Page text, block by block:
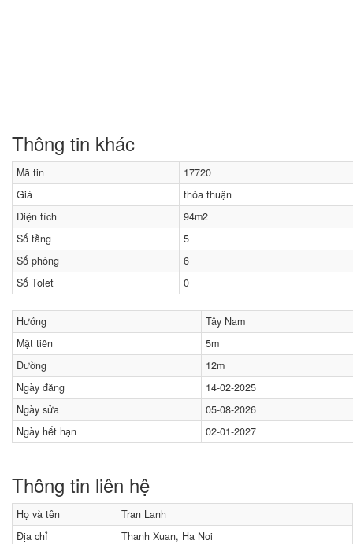
Thông tin khác
Mã tin
17720
Giá
thỏa thuận
Diện tích
94m2
Số tầng
5
Số phòng
6
Số Tolet
0
Hướng
Tây Nam
Mặt tiền
5m
Đường
12m
Ngày đăng
14-02-2025
Ngày sửa
05-08-2026
Ngày hết hạn
02-01-2027
Thông tin liên hệ
Họ và tên
Tran Lanh
Địa chỉ
Thanh Xuan, Ha Noi